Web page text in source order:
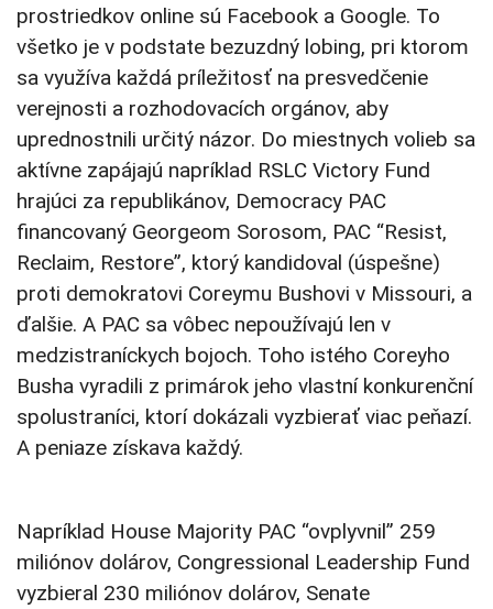
prostriedkov online sú Facebook a Google. To
všetko je v podstate bezuzdný lobing, pri ktorom
sa využíva každá príležitosť na presvedčenie
verejnosti a rozhodovacích orgánov, aby
uprednostnili určitý názor. Do miestnych volieb sa
aktívne zapájajú napríklad RSLC Victory Fund
hrajúci za republikánov, Democracy PAC
financovaný Georgeom Sorosom, PAC “Resist,
Reclaim, Restore”, ktorý kandidoval (úspešne)
proti demokratovi Coreymu Bushovi v Missouri, a
ďalšie. A PAC sa vôbec nepoužívajú len v
medzistraníckych bojoch. Toho istého Coreyho
Busha vyradili z primárok jeho vlastní konkurenční
spolustraníci, ktorí dokázali vyzbierať viac peňazí.
A peniaze získava každý.
Napríklad House Majority PAC “ovplyvnil” 259
miliónov dolárov, Congressional Leadership Fund
vyzbieral 230 miliónov dolárov, Senate